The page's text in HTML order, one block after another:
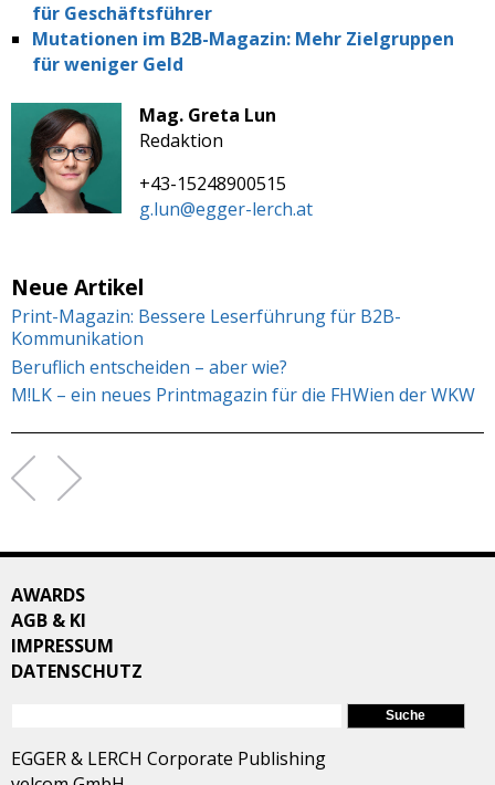
für Geschäftsführer
Mutationen im B2B-Magazin: Mehr Zielgruppen
für weniger Geld
Mag. Greta Lun
Redaktion
+43-15248900515
g.lun@egger-lerch.at
Neue Artikel
Print-Magazin: Bessere Leserführung für B2B-
Kommunikation
Beruflich entscheiden – aber wie?
M!LK – ein neues Printmagazin für die FHWien der WKW
AWARDS
AGB & KI
IMPRESSUM
DATENSCHUTZ
EGGER & LERCH Corporate Publishing